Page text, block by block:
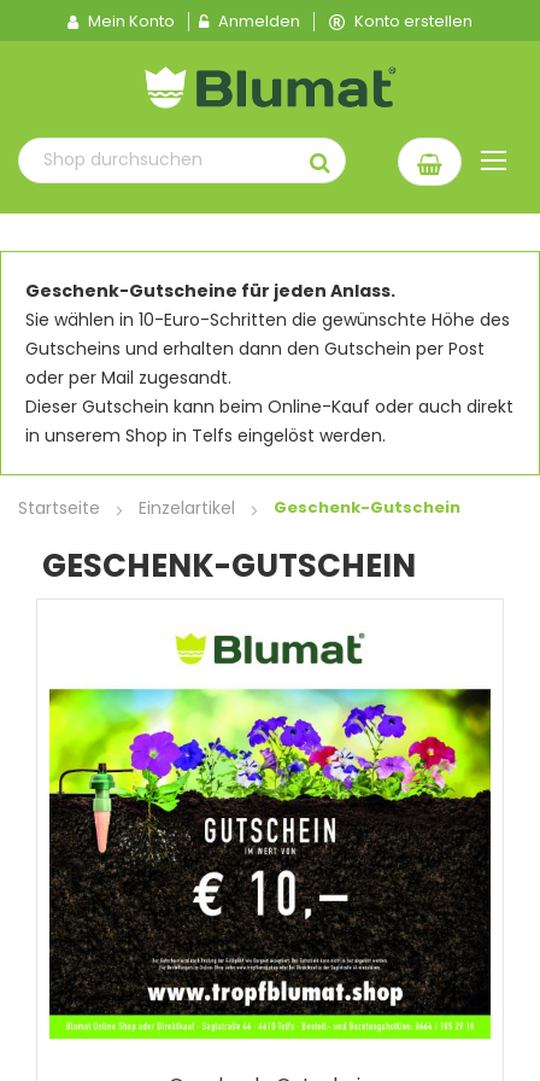
Mein Konto Anmelden Konto erstellen
Geschenk-Gutscheine für jeden Anlass.
Sie wählen in 10-Euro-Schritten die gewünschte Höhe des
Gutscheins und erhalten dann den Gutschein per Post
oder per Mail zugesandt.
Dieser Gutschein kann beim Online-Kauf oder auch direkt
in unserem Shop in Telfs eingelöst werden.
Startseite Einzelartikel Geschenk-Gutschein
GESCHENK-GUTSCHEIN